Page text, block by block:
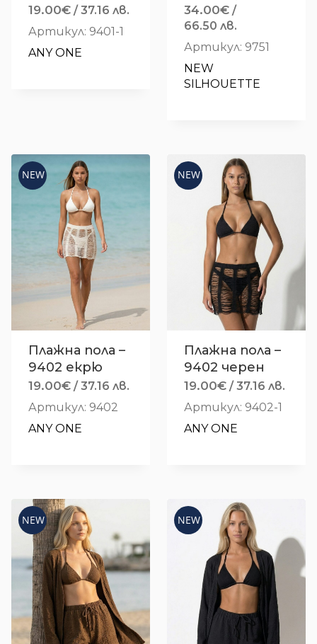
19.00€ / 37.16 лв.
Артикул: 9401-1
ANY ONE
34.00€ /
66.50 лв.
Артикул: 9751
NEW
SILHOUETTE
NEW
Плажна пола –
9402 екрю
19.00€ / 37.16 лв.
Артикул: 9402
ANY ONE
NEW
Плажна пола –
9402 черен
19.00€ / 37.16 лв.
Артикул: 9402-1
ANY ONE
NEW NEW